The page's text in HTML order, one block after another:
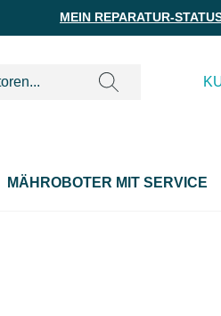
MEIN REPARATUR-
MÄHROBOTER MIT SERVICE